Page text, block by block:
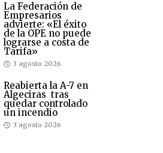
La Federación de
Empresarios
advierte: «El éxito
de la OPE no puede
lograrse a costa de
Tarifa»
3 agosto 2026
Reabierta la A-7 en
Algeciras tras
quedar controlado
un incendio
3 agosto 2026